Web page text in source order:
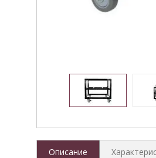
Описание